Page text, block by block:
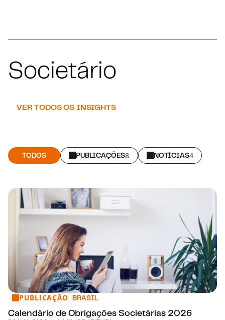
Societário
VER TODOS OS INSIGHTS
TODOS PUBLICAÇÕES8 NOTÍCIAS4
Calendário de Obrigações Societárias 2026
PUBLICAÇÃO BRASIL
Calendário de Obrigações Societárias 2026